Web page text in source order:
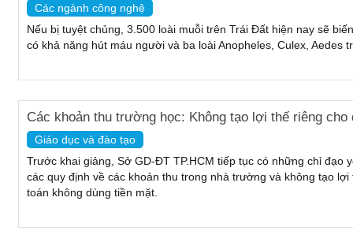
Các ngành công nghệ
Nếu bị tuyệt chủng, 3.500 loài muỗi trên Trái Đất hiện nay sẽ
có khả năng hút máu người và ba loài Anopheles, Culex, Aedes
Các khoản thu trường học: Không tạo lợi thế riêng
Giáo dục và đào tạo
Trước khai giảng, Sở GD-ĐT TP.HCM tiếp tục có những chỉ đạo
các quy định về các khoản thu trong nhà trường và không tạo
toán không dùng tiền mặt.